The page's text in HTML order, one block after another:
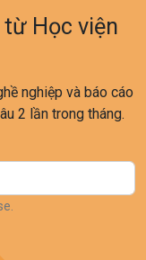
Học viện
nghiệp và báo cáo
2 lần trong tháng.